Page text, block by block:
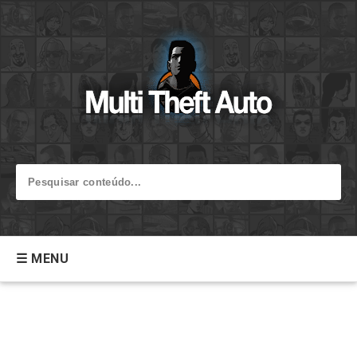
☰ MENU